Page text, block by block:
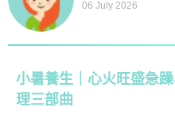
06 July 2026
小暑養生｜心火旺盛急
理三部曲